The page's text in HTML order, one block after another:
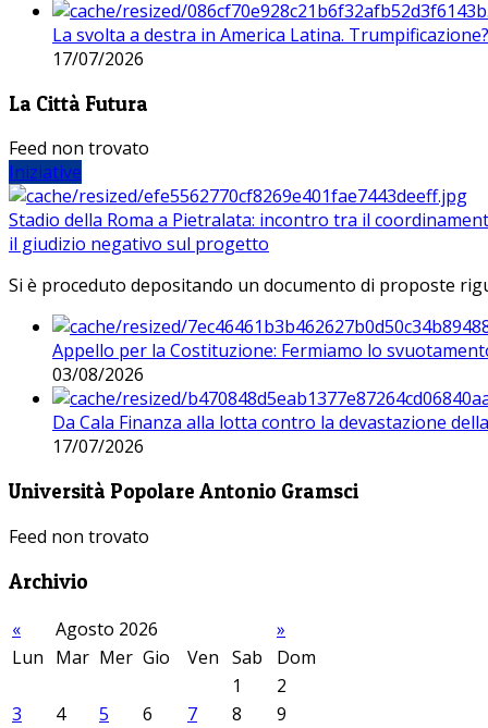
La svolta a destra in America Latina. Trumpificazione?
17/07/2026
La Città Futura
Feed non trovato
Iniziative
Stadio della Roma a Pietralata: incontro tra il
il giudizio negativo sul progetto
Si è proceduto depositando un documento di proposte
Appello per la Costituzione: Fermiamo lo
03/08/2026
Da Cala Finanza alla lotta contro la devastazione
17/07/2026
Università Popolare Antonio Gramsci
Feed non trovato
Archivio
« Agosto 2026
»
Lun Mar Mer Gio Ven Sab
Dom
1
2
3
4 5 6 7 8
9